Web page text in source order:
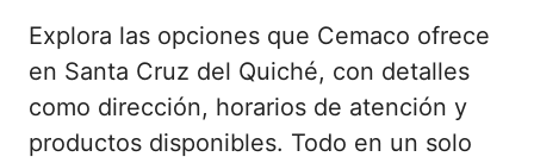
Explora las opciones que Cemaco ofrece
en Santa Cruz del Quiché, con detalles
como dirección, horarios de atención y
productos disponibles. Todo en un solo